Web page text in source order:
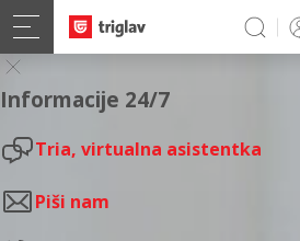
Informacije 24/7
Tria, virtualna asistentka
Piši nam